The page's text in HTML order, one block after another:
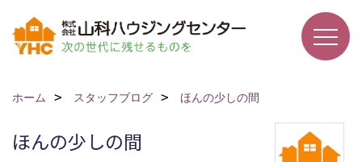
ホーム スタッフブログ ほんの少しの間
ほんの少しの間